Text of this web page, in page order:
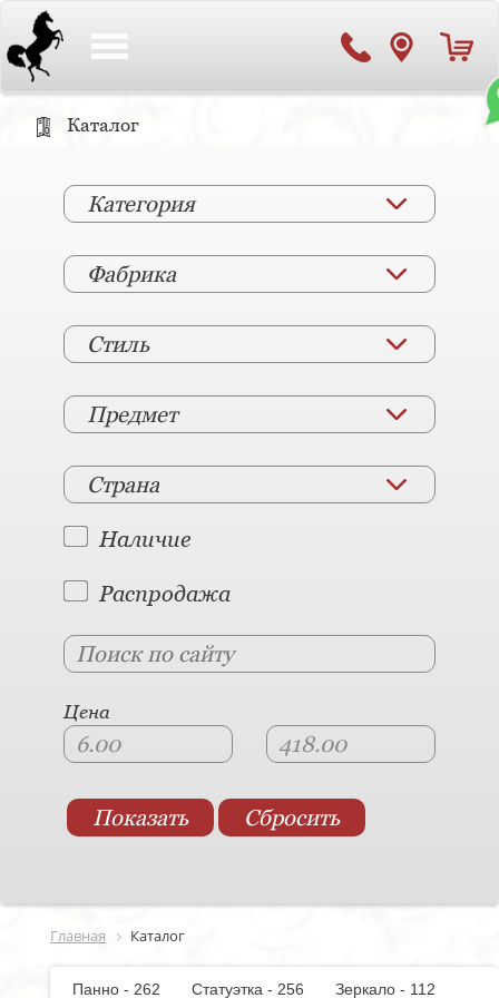
Каталог
Категория
Фабрика
Стиль
Предмет
Страна
Наличие
Распродажа
Цена
Главная Каталог
Панно - 262 Статуэтка - 256
Зеркало - 112